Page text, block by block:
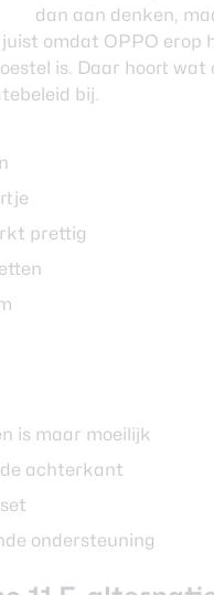
dan aan denken,
omdat OPPO erop
is. Daar hoort wat
bij.
prettig
is maar moeilijk
achterkant
ondersteuning